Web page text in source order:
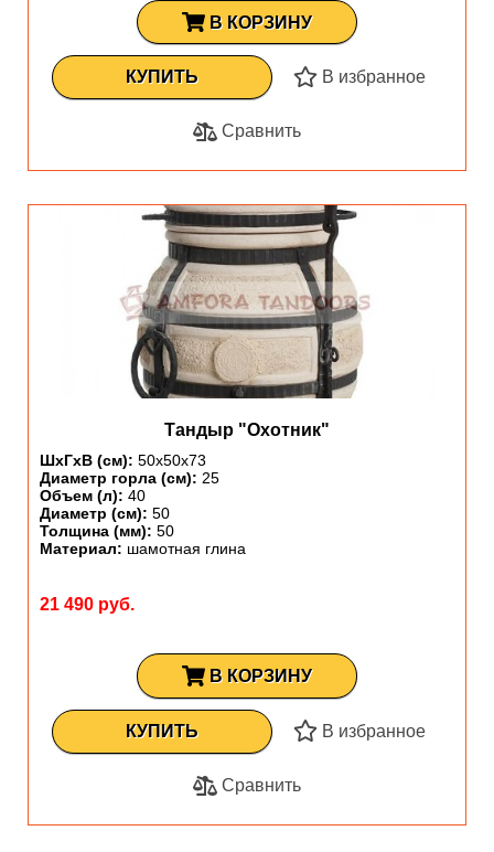
В КОРЗИНУ
КУПИТЬ В избранное
Сравнить
Тандыр "Охотник"
ШхГхВ (см): 50х50х73
Диаметр горла (см): 25
Объем (л): 40
Диаметр (см): 50
Толщина (мм): 50
Материал: шамотная глина
21 490 руб.
В КОРЗИНУ
КУПИТЬ В избранное
Сравнить